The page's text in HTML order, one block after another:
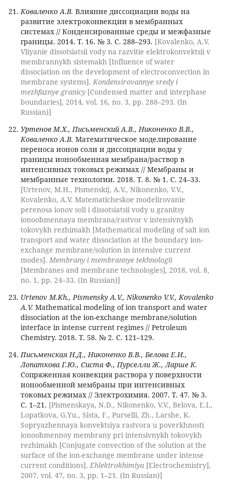
Коваленко А.В. Влияние диссоциации воды на
развитие электроконвекции в мембранных
системах // Конденсированные среды и межфазные
границы. 2014. Т. 16. № 3. С. 288–293. [Kovalenko, A.V.
Vliyanie dissotsiatsii vody na razvitie elektrokonvektsii v
membrannykh sistemakh [Influence of water
dissociation on the development of electroconvection in
membrane systems]. Kondensirovannye sredy i
mezhfaznye granicy[Condensed matter and interphase
boundaries], 2014, vol. 16, no. 3, pp. 288–293. (In
Russian)]
Уртенов М.Х., Письменский А.В., Никоненко В.В.,
Коваленко А.В. Математическое моделирование
переноса ионов соли и диссоциации воды у
границы ионообменная мембрана/раствор в
интенсивных токовых режимах // Мембраны и
мембранные технологии. 2018. Т. 8. № 1. С. 24–33.
[Urtenov, M.H., Pismenskij, A.V., Nikonenko, V.V.,
Kovalenko, A.V. Matematicheskoe modelirovanie
perenosa ionov soli i dissotsiatsii vody u granitsy
ionoobmennaya membrana/rastvor v intensivnykh
tokovykh rezhimakh [Mathematical modeling of salt ion
transport and water dissociation at the boundary ion-
exchange membrane/solution in intensive current
modes]. Membrany i membrannye tekhnologii
[Membranes and membrane technologies], 2018, vol. 8,
no. 1, pp. 24–33. (In Russian)]
Urtenov M.Kh., Pismensky A.V., Nikonenko V.V., Kovalenko
A.V.Mathematical modeling of ion transport and water
dissociation at the ion-exchange membrane/solution
interface in intense current regimes // Petroleum
Chemistry. 2018. Т. 58. № 2. С. 121–129.
Письменская Н.Д., Никоненко В.В., Белова Е.И.,
Лопаткова Г.Ю., Систа Ф., Пурселли Ж., Ларше К.
Сопряженная конвекция раствора у поверхности
ионообменной мембраны при интенсивных
токовых режимах // Электрохимия. 2007. Т. 47. № 3.
С. 1–21. [Pismenskaya, N.D., Nikonenko, V.V., Belova, E.I.,
Lopatkova, G.Yu., Sista, F., Purselli, Zh., Larshe, K.
Sopryazhennaya konvektsiya rastvora u poverkhnosti
ionoobmennoy membrany pri intensivnykh tokovykh
rezhimakh [Conjugate convection of the solution at the
surface of the ion-exchange membrane under intense
current conditions]. Ehlektrokhimiya[Electrochemistry],
2007, vol. 47, no. 3, pp. 1–21. (In Russian)]